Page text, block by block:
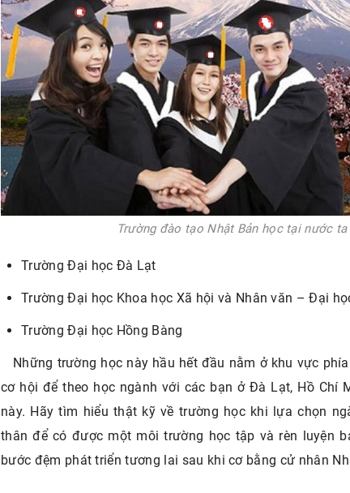
Trường đào tạo Nhật Bản học tại nước ta
Trường Đại học Đà Lạt
Trường Đại học Khoa học Xã hội và Nhân văn – Đại
Trường Đại học Hồng Bàng
Những trường học này hầu hết đầu nằm ở khu vực
cơ hội để theo học ngành với các bạn ở Đà Lạt, Hồ Chí
này. Hãy tìm hiểu thật kỹ về trường học khi lựa chọn
thân để có được một môi trường học tập và rèn luyện
bước đệm phát triển tương lai sau khi cơ bằng cử nhân